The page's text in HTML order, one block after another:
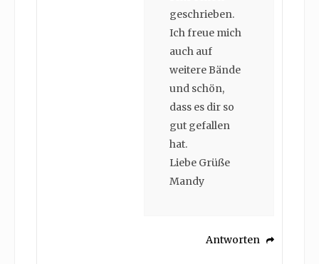
geschrieben.
Ich freue mich
auch auf
weitere Bände
und schön,
dass es dir so
gut gefallen
hat.
Liebe Grüße
Mandy
Antworten